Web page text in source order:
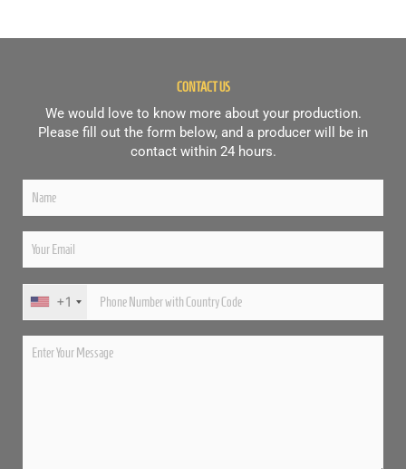
CONTACT US
We would love to know more about your production.
Please fill out the form below, and a producer will be in
contact within 24 hours.
+1